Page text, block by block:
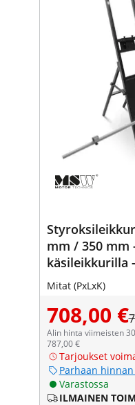
mm / 350 mm
käsileikkurilla
Mitat (PxLxK)
708,00 €
Alin hinta viimeisten
787,00 €
Tarjoukset
Parhaan
Varastossa
ILMAINEN